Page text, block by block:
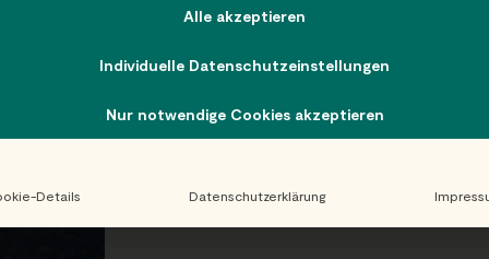
Alle akzeptieren
Individuelle Datenschutzeinstellungen
Nur notwendige Cookies akzeptieren
Details Datenschutzerklärung